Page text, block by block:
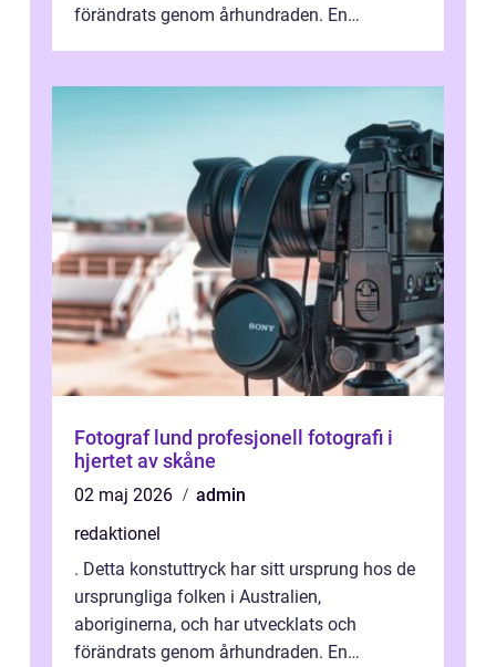
förändrats genom århundraden. En
Fotograf lund profesjonell fotografi i
hjertet av skåne
02 maj 2026
admin
redaktionel
. Detta konstuttryck har sitt ursprung hos de
ursprungliga folken i Australien,
aboriginerna, och har utvecklats och
förändrats genom århundraden. En